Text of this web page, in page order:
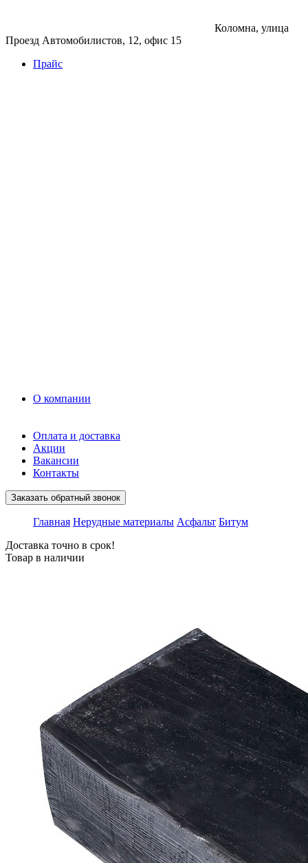
Коломна, улица
Проезд Автомобилистов, 12, офис 15
Прайс
О компании
Оплата и доставка
Акции
Вакансии
Контакты
Заказать обратный звонок
Главная Нерудные материалы Асфальт Битум
Доставка точно в срок!
Товар в наличии